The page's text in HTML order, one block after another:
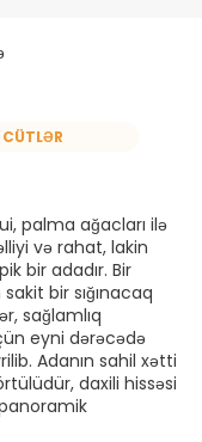
CÜTLƏR
palma ağacları ilə
və rahat, lakin
bir adadır. Bir
bir sığınacaq
sağlamlıq
eyni dərəcədə
Adanın sahil xətti
daxili hissəsi